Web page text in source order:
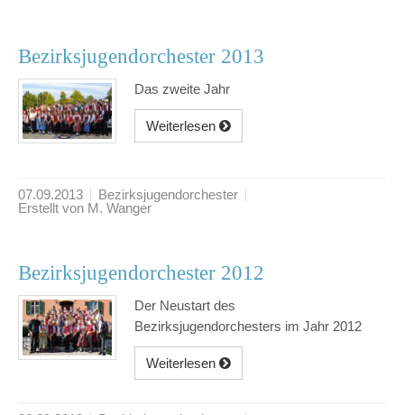
Bezirksjugendorchester 2013
Das zweite Jahr
Weiterlesen
07.09.2013
Bezirksjugendorchester
Erstellt von M. Wanger
Bezirksjugendorchester 2012
Der Neustart des
Bezirksjugendorchesters im Jahr 2012
Weiterlesen